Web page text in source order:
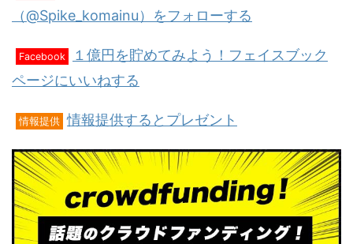
（@Spike_komainu）をフォローする
Facebook
１億円を貯めてみよう！フェイスブック
ページにいいねする
情報提供 情報提供するとプレゼント